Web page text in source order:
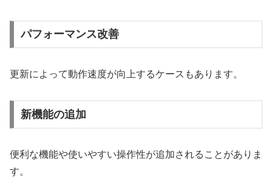
パフォーマンス改善
更新によって動作速度が向上するケースもあります。
新機能の追加
便利な機能や使いやすい操作性が追加されることがありま
す。